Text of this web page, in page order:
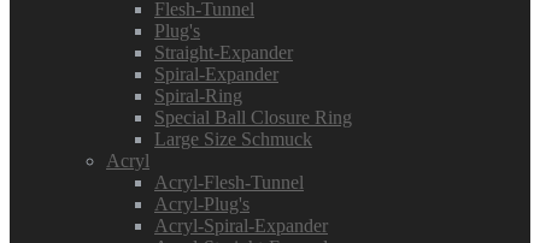
Flesh-Tunnel
Plug's
Straight-Expander
Spiral-Expander
Spiral-Ring
Special Ball Closure Ring
Large Size Schmuck
Acryl
Acryl-Flesh-Tunnel
Acryl-Plug's
Acryl-Spiral-Expander